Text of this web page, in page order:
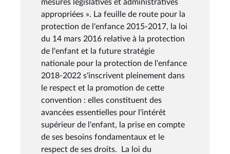
mesures législatives et administratives
appropriées ». La feuille de route pour la
protection de l'enfance 2015-2017, la loi
du 14 mars 2016 relative à la protection
de l'enfant et la future stratégie
nationale pour la protection de l'enfance
2018-2022 s'inscrivent pleinement dans
le respect et la promotion de cette
convention : elles constituent des
avancées essentielles pour l'intérêt
supérieur de l'enfant, la prise en compte
de ses besoins fondamentaux et le
respect de ses droits. La loi du